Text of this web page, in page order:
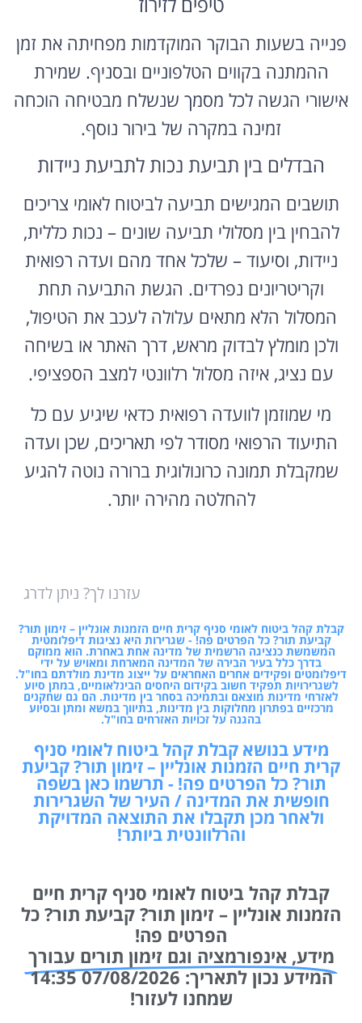
פנייה בשעות הבוקר המוקדמות מפחיתה את זמן
ההמתנה בקווים הטלפוניים ובסניף. שמירת
אישורי הגשה לכל מסמך שנשלח מבטיחה הוכחה
זמינה במקרה של בירור נוסף.
הבדלים בין תביעת נכות לתביעת ניידות
תושבים המגישים תביעה לביטוח לאומי צריכים
להבחין בין מסלולי תביעה שונים – נכות כללית,
ניידות, וסיעוד – שלכל אחד מהם ועדה רפואית
וקריטריונים נפרדים. הגשת התביעה תחת
המסלול הלא מתאים עלולה לעכב את הטיפול,
ולכן מומלץ לבדוק מראש, דרך האתר או בשיחה
עם נציג, איזה מסלול רלוונטי למצב הספציפי.
מי שמוזמן לוועדה רפואית כדאי שיגיע עם כל
התיעוד הרפואי מסודר לפי תאריכים, שכן ועדה
שמקבלת תמונה כרונולוגית ברורה נוטה להגיע
להחלטה מהירה יותר.
עזרנו לך? ניתן לדרג
קבלת קהל ביטוח לאומי סניף קרית חיים הזמנות אונליין – זימון תור?
קביעת תור? כל הפרטים פה! - שגרירות היא נציגות דיפלומטית
המשמשת כנציגה הרשמית של מדינה אחת באחרת. הוא ממוקם
בדרך כלל בעיר הבירה של המדינה המארחת ומאויש על ידי
דיפלומטים ופקידים אחרים האחראים על ייצוג מדינת מולדתם בחו"ל.
לשגרירויות תפקיד חשוב בקידום היחסים הבינלאומיים, במתן סיוע
לאזרחי מדינות מוצאם ובתמיכה בסחר בין מדינות. הם גם שחקנים
מרכזיים בפתרון מחלוקות בין מדינות, בתיווך במשא ומתן ובסיוע
בהגנה על זכויות האזרחים בחו"ל.
מידע בנושא קבלת קהל ביטוח לאומי סניף
קרית חיים הזמנות אונליין – זימון תור? קביעת
תור? כל הפרטים פה! - תרשמו כאן בשפה
חופשית את המדינה / העיר של השגרירות
ולאחר מכן תקבלו את התוצאה המדויקת
והרלוונטית ביותר!
קבלת קהל ביטוח לאומי סניף קרית חיים
הזמנות אונליין – זימון תור? קביעת תור? כל
הפרטים פה!
מידע, אינפורמציה וגם זימון תורים עבורך
המידע נכון לתאריך: 07/08/2026 14:35
שמחנו לעזור!